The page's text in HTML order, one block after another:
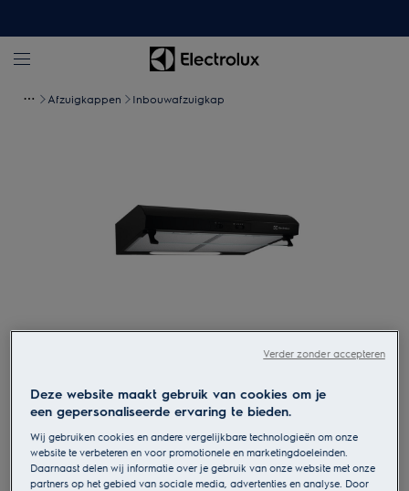
Afzuigkappen Inbouwafzuigkap
LFU226K
300 LEDLights - Onderbouw
afzuigkap 60 cm Zwart
Deze website maakt gebruik van cookies om je
een gepersonaliseerde ervaring te bieden.
Wij gebruiken cookies en andere vergelijkbare technologieën om onze
website te verbeteren en voor promotionele en marketingdoeleinden.
Daarnaast delen wij informatie over je gebruik van onze website met onze
partners op het gebied van sociale media, advertenties en analyse. Door
Verder zonder accepteren